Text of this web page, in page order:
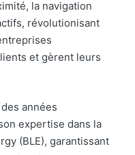
la navigation
révolutionisant
et gèrent leurs
années
expertise dans la
(BLE), garantissant